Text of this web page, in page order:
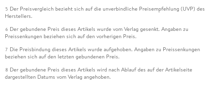
5 Der Preisvergleich bezieht sich auf die unverbindliche Preisempfehlung (UVP) des
Herstellers.
6 Der gebundene Preis dieses Artikels wurde vom Verlag gesenkt. Angaben zu
Preissenkungen beziehen sich auf den vorherigen Preis.
7 Die Preisbindung dieses Artikels wurde aufgehoben. Angaben zu Preissenkungen
beziehen sich auf den letzten gebundenen Preis.
8 Der gebundene Preis dieses Artikels wird nach Ablauf des auf der Artikelseite
dargestellten Datums vom Verlag angehoben.